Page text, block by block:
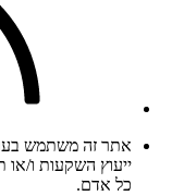
אתר זה משתמש
ייעוץ השקעות ו/
כל אדם.